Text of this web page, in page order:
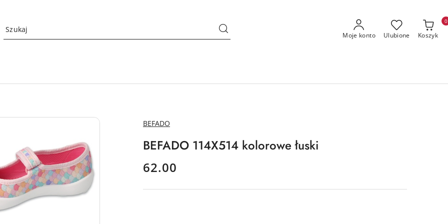
Moje konto Ulubione Koszyk
0
NAZWA
PRODUCENTA:
BEFADO
BEFADO 114X514 kolorowe łuski
cena:
62.00